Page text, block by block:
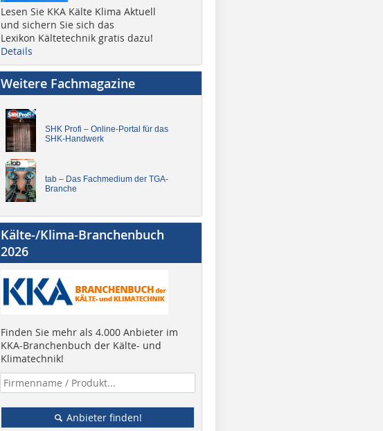
Lesen Sie KKA Kälte Klima Aktuell
und sichern Sie sich das
Lexikon Kältetechnik gratis dazu!
Details
Weitere Fachmagazine
SHK Profi – Online-Portal für das
SHK-Handwerk
tab – Das Fachmedium der TGA-
Branche
Kälte-/Klima-Branchenbuch
2026
Finden Sie mehr als 4.000 Anbieter im
KKA-Branchenbuch der Kälte- und
Klimatechnik!
Anbieter finden!